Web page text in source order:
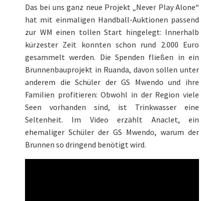
Das bei uns ganz neue Projekt „Never Play Alone“
hat mit einmaligen Handball-Auktionen passend
zur WM einen tollen Start hingelegt: Innerhalb
kürzester Zeit konnten schon rund 2.000 Euro
gesammelt werden. Die Spenden fließen in ein
Brunnenbauprojekt in Ruanda, davon sollen unter
anderem die Schüler der GS Mwendo und ihre
Familien profitieren: Obwohl in der Region viele
Seen vorhanden sind, ist Trinkwasser eine
Seltenheit. Im Video erzählt Anaclet, ein
ehemaliger Schüler der GS Mwendo, warum der
Brunnen so dringend benötigt wird.